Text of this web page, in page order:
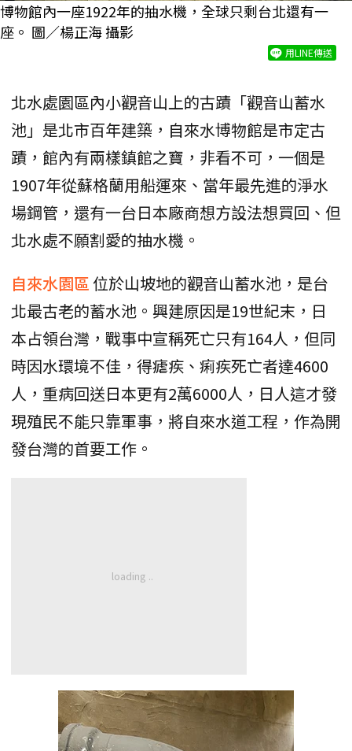
博物館內一座1922年的抽水機，全球只剩台北還有一
座。 圖／楊正海 攝影
用LINE傳送
北水處園區內小觀音山上的古蹟「觀音山蓄水
池」是北市百年建築，自來水博物館是市定古
蹟，館內有兩樣鎮館之寶，非看不可，一個是
1907年從蘇格蘭用船運來、當年最先進的淨水
場鋼管，還有一台日本廠商想方設法想買回、但
北水處不願割愛的抽水機。
自來水園區 位於山坡地的觀音山蓄水池，是台
北最古老的蓄水池。興建原因是19世紀末，日
本占領台灣，戰事中宣稱死亡只有164人，但同
時因水環境不佳，得瘧疾、痢疾死亡者達4600
人，重病回送日本更有2萬6000人，日人這才發
現殖民不能只靠軍事，將自來水道工程，作為開
發台灣的首要工作。